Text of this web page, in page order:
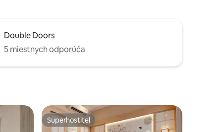
Double Doors
5 miestnych odporúča
Superhostiteľ
Superhostiteľ